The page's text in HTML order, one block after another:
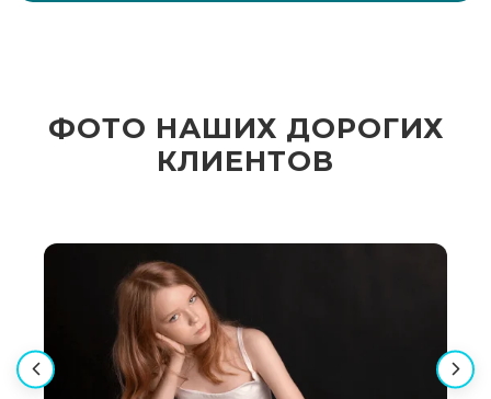
ФОТО НАШИХ ДОРОГИХ
КЛИЕНТОВ